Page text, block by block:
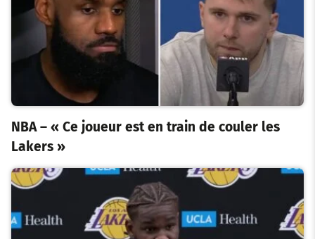
NBA – « Ce joueur est en train de couler les
Lakers »